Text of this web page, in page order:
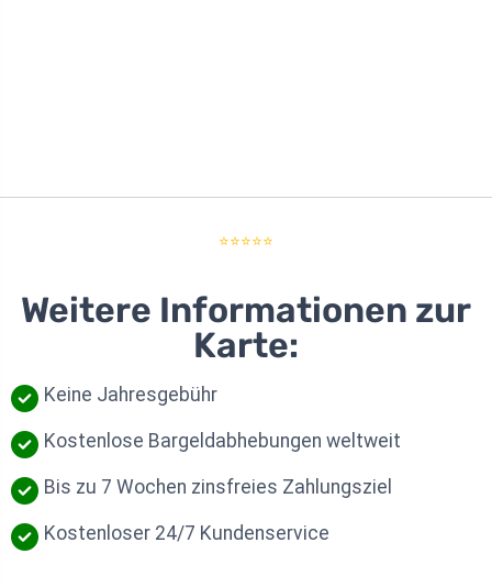
⭐⭐⭐⭐⭐
Weitere Informationen zur
Karte:
Keine Jahresgebühr
Kostenlose Bargeldabhebungen weltweit
Bis zu 7 Wochen zinsfreies Zahlungsziel
Kostenloser 24/7 Kundenservice